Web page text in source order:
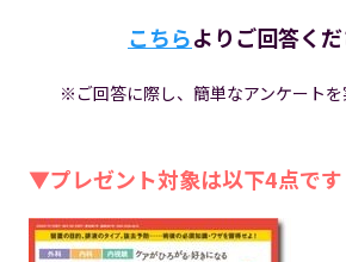
こちらよりご回答くだ
※ご回答に際し、簡単なアンケートを
▼プレゼント対象は以下4点です